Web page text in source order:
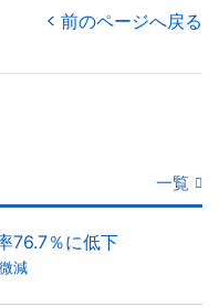
前のページへ戻る
一覧
76.7％に低下
減